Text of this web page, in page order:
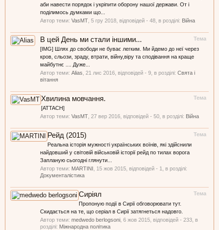
аби навести порядок і укріпити оборону нашої держави. От і
поділимось думками що...
Автор теми: VasMT 5 гру 2018 , відповідей - 48, в розділі: Війна
Тема
В цей День ми стали іншими...
[IMG] Шлях до свободи не буває легким. Ми йдемо до неї через
кров, сльози, зраду, втрати, війну,віру та сподівання на краще
майбутнє .... Дуже...
Автор теми: Alias 21 лис 2016 , відповідей - 9, в розділі: Свята і
вітання
Тема
Хвилина мовчання.
[ATTACH]
Автор теми: VasMT 27 вер 2016 , відповідей - 50, в розділі: Війна
Тема
Рейд (2015)
Реальна історія мужності українських воїнів, які здійснили
найдовший у світовій військовій історії рейд по тилах ворога
Запланую сьогодні глянути...
Автор теми: MARTINI 15 жов 2015 , відповідей - 1, в розділі:
Документалістика
Тема
Сиріял
Пропоную події в Сирії обговорювати тут.
Скидається на те, що серіал в Сирії затягнеться надовго.
Автор теми: medwedo berlogsoni 6 жов 2015 , відповідей - 233, в
розділі: Міжнародна політика